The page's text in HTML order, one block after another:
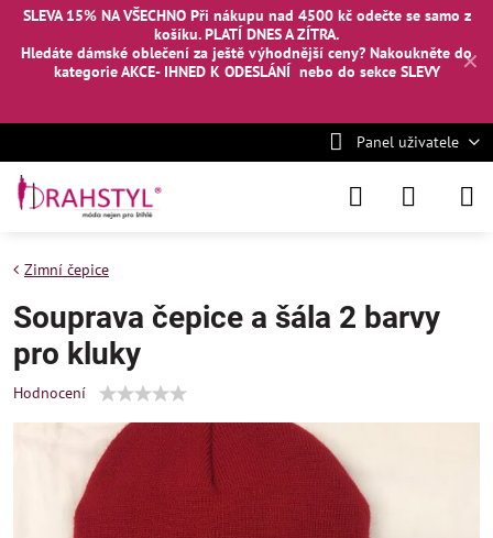
✕
SLEVA 15% NA VŠECHNO Při nákupu nad 4500 kč odečte se samo z
košíku. PLATÍ DNES A ZÍTRA.
Hledáte dámské oblečení za ještě výhodnější ceny? Nakoukněte do
kategorie AKCE- IHNED K ODESLÁNÍ nebo do sekce SLEVY
Panel uživatele
Zimní čepice
Souprava čepice a šála 2 barvy
pro kluky
Hodnocení